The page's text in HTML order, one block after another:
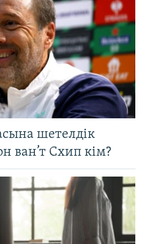
шетелдік
ван’т Схип кім?